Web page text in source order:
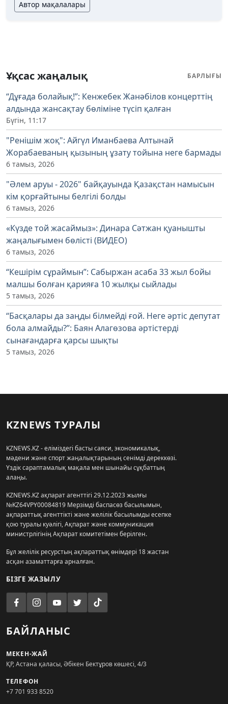
Автор мақалалары
Ұқсас жаңалық БАРЛЫҒЫ
“Дұғада болайық!”: Кенжебек Жанәбілов концерттің
алдында жансақтау бөліміне түсіп қалған
Бүгін, 11:17
"Ренішім жоқ": Айгүл Иманбаева Алтынай
Жорабаеваның қызының ұзату тойына неге бармады
6 тамыз, 2026
"Әлем аруы - 2026" байқауында Қазақстан намысын
кім қорғайтыны белгілі болды
6 тамыз, 2026
«Күзде той жасаймыз»: Динара Сәтжан қуанышты
жаңалығымен бөлісті (ВИДЕО)
6 тамыз, 2026
“Кешірім сұраймын”: Сабыржан асаба 33 жыл бойы
малшы болған қарияға 10 жылқы сыйлады
5 тамыз, 2026
“Басқалары да заңды білмейді ғой. Неге әртіс депутат
бола алмайды?”: Баян Алагөзова әртістерді
сынағандарға қарсы шықты
5 тамыз, 2026
KZNEWS ТУРАЛЫ
KZNEWS.KZ - еліміздегі басты саяси, экономикалық,
мәдени және спорт жаңалықтарының сенімді дереккөзі.
Үздік сараптамалық мақала мен шынайы сұқбаттың
алаңы.
KZNEWS.KZ ақпарат агенттігі 29.12.2023 жылғы
№KZ64VPY00084819 Мерзімді баспасөз басылымын,
ақпараттық агенттікті және желілік басылымды есепке
қою туралы куәлігі, Ақпарат және коммуникация
министрлігінің Ақпарат комитетімен берілген.
Бұл желілік ресурстың ақпараттық өнімдері 18 жастан
асқан азаматтарға арналған.
БІЗГЕ ЖАЗЫЛУ
БАЙЛАНЫС
МЕКЕН-ЖАЙ
ҚР, Астана қаласы, Әбікен Бектұров көшесі, 4/3
ТЕЛЕФОН
+7 701 933 8520